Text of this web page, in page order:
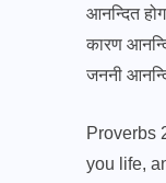
आनन्दित
कारण
जननी
Proverbs
you life,